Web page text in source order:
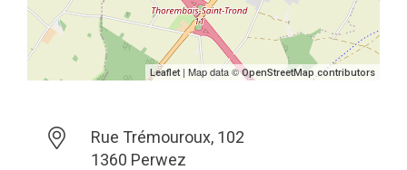
Leaflet | Map data ©OpenStreetMap contributors
Rue Trémouroux, 102
1360 Perwez